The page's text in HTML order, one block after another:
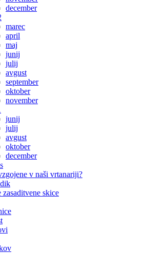
december
marec
april
maj
junij
julij
avgust
september
oktober
november
junij
julij
avgust
oktober
december
v naši vrtanariji?
zasaditvene skice